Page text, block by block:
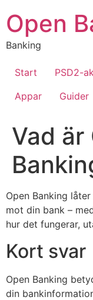
till
innehåll
Open
Banking
Start PSD2-
Appar
Guider
Vad är
Open Banking
mot din bank –
hur det fungerar,
Kort svar
Open Banking
din